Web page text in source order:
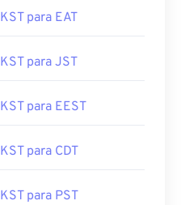
KST para EAT
KST para JST
KST para EEST
KST para CDT
KST para PST